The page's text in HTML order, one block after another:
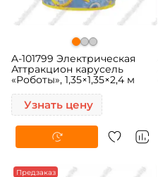
A-101799 Электрическая
Аттракцион карусель
«Роботы», 1,35×1,35×2,4 м
Узнать цену
Предзаказ